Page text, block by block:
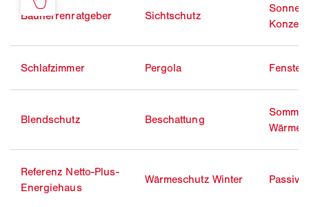
Bauherrenratgeber Sichtschutz
Schlafzimmer Pergola Fenster
Blendschutz Beschattung
Referenz Netto-Plus-
Energiehaus
Wärmeschutz Winter